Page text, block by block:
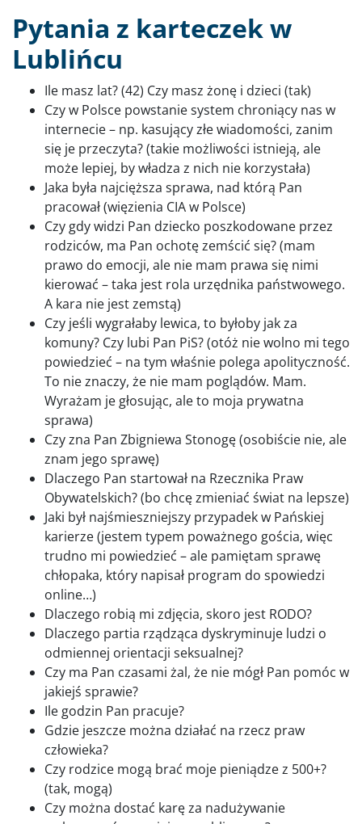
Pytania z karteczek w
Lublińcu
Ile masz lat? (42) Czy masz żonę i dzieci (tak)
Czy w Polsce powstanie system chroniący nas w
internecie – np. kasujący złe wiadomości, zanim
się je przeczyta? (takie możliwości istnieją, ale
może lepiej, by władza z nich nie korzystała)
Jaka była najcięższa sprawa, nad którą Pan
pracował (więzienia CIA w Polsce)
Czy gdy widzi Pan dziecko poszkodowane przez
rodziców, ma Pan ochotę zemścić się? (mam
prawo do emocji, ale nie mam prawa się nimi
kierować – taka jest rola urzędnika państwowego.
A kara nie jest zemstą)
Czy jeśli wygrałaby lewica, to byłoby jak za
komuny? Czy lubi Pan PiS? (otóż nie wolno mi tego
powiedzieć – na tym właśnie polega apolityczność.
To nie znaczy, że nie mam poglądów. Mam.
Wyrażam je głosując, ale to moja prywatna
sprawa)
Czy zna Pan Zbigniewa Stonogę (osobiście nie, ale
znam jego sprawę)
Dlaczego Pan startował na Rzecznika Praw
Obywatelskich? (bo chcę zmieniać świat na lepsze)
Jaki był najśmieszniejszy przypadek w Pańskiej
karierze (jestem typem poważnego gościa, więc
trudno mi powiedzieć – ale pamiętam sprawę
chłopaka, który napisał program do spowiedzi
online…)
Dlaczego robią mi zdjęcia, skoro jest RODO?
Dlaczego partia rządząca dyskryminuje ludzi o
odmiennej orientacji seksualnej?
Czy ma Pan czasami żal, że nie mógł Pan pomóc w
jakiejś sprawie?
Ile godzin Pan pracuje?
Gdzie jeszcze można działać na rzecz praw
człowieka?
Czy rodzice mogą brać moje pieniądze z 500+?
(tak, mogą)
Czy można dostać karę za nadużywanie